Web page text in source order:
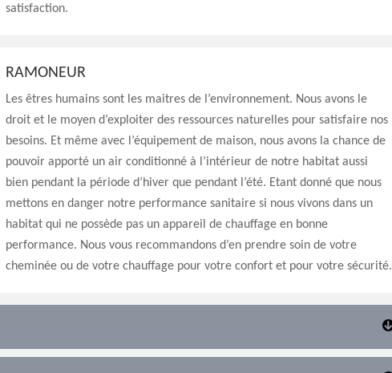
satisfaction.
RAMONEUR
Les êtres humains sont les maitres de l’environnement. Nous avons le
droit et le moyen d’exploiter des ressources naturelles pour satisfaire nos
besoins. Et même avec l’équipement de maison, nous avons la chance de
pouvoir apporté un air conditionné à l’intérieur de notre habitat aussi
bien pendant la période d’hiver que pendant l’été. Etant donné que nous
mettons en danger notre performance sanitaire si nous vivons dans un
habitat qui ne possède pas un appareil de chauffage en bonne
performance. Nous vous recommandons d’en prendre soin de votre
cheminée ou de votre chauffage pour votre confort et pour votre sécurité.